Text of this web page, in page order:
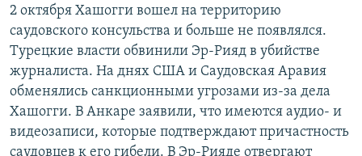
2 октября Хашогги вошел на территорию
саудовского консульства и больше не появлялся.
Турецкие власти обвинили Эр-Рияд в убийстве
журналиста. На днях США и Саудовская Аравия
обменялись санкционными угрозами из-за дела
Хашогги. В Анкаре заявили, что имеются аудио- и
видеозаписи, которые подтверждают причастность
саудовцев к его гибели. В Эр-Рияде отвергают